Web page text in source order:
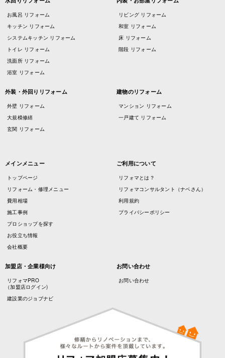
お風呂 リフォーム
キッチン リフォーム
システムキッチン リフォーム
トイレ リフォーム
洗面所 リフォーム
浴室 リフォーム
リビング リフォーム
和室 リフォーム
床 リフォーム
階段 リフォーム
外装・外回りリフォーム
外壁 リフォーム
大規模修繕
玄関 リフォーム
建物のリフォーム
マンション リフォーム
一戸建て リフォーム
メインメニュー
トップページ
リフォーム・修理メニュー
費用相場
施工事例
プロショップを探す
お役立ち情報
会社概要
ご利用について
リフォマとは？
リフォマコンサルタント（ナベさん）
利用規約
プライバシーポリシー
加盟店・企業様向け
リフォマPRO
（加盟店ログイン)
建設業のジョブナビ
お問い合わせ
お問い合わせ